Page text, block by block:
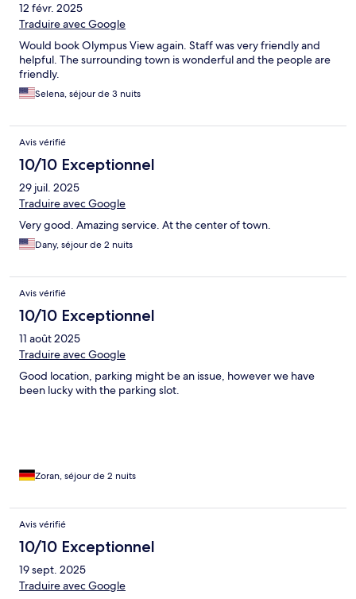
12 févr. 2025
Traduire avec Google
Would book Olympus View again. Staff was very friendly and
helpful. The surrounding town is wonderful and the people are
friendly.
Selena, séjour de 3 nuits
Avis vérifié
10/10 Exceptionnel
29 juil. 2025
Traduire avec Google
Very good. Amazing service. At the center of town.
Dany, séjour de 2 nuits
Avis vérifié
10/10 Exceptionnel
11 août 2025
Traduire avec Google
Good location, parking might be an issue, however we have
been lucky with the parking slot.
Zoran, séjour de 2 nuits
Avis vérifié
10/10 Exceptionnel
19 sept. 2025
Traduire avec Google